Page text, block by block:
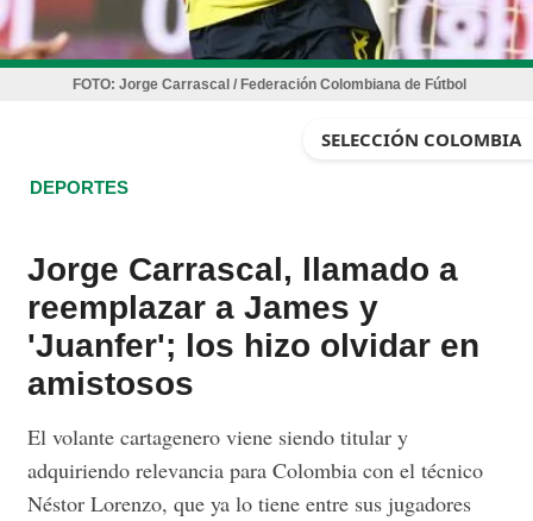
FOTO: Jorge Carrascal / Federación Colombiana de Fútbol
SELECCIÓN COLOMBIA
DEPORTES
Jorge Carrascal, llamado a
reemplazar a James y
'Juanfer'; los hizo olvidar en
amistosos
El volante cartagenero viene siendo titular y
adquiriendo relevancia para Colombia con el técnico
Néstor Lorenzo, que ya lo tiene entre sus jugadores